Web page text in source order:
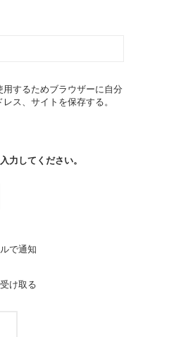
用するためブラウザーに自分
ス、サイトを保存する。
力してください。
で通知
け取る